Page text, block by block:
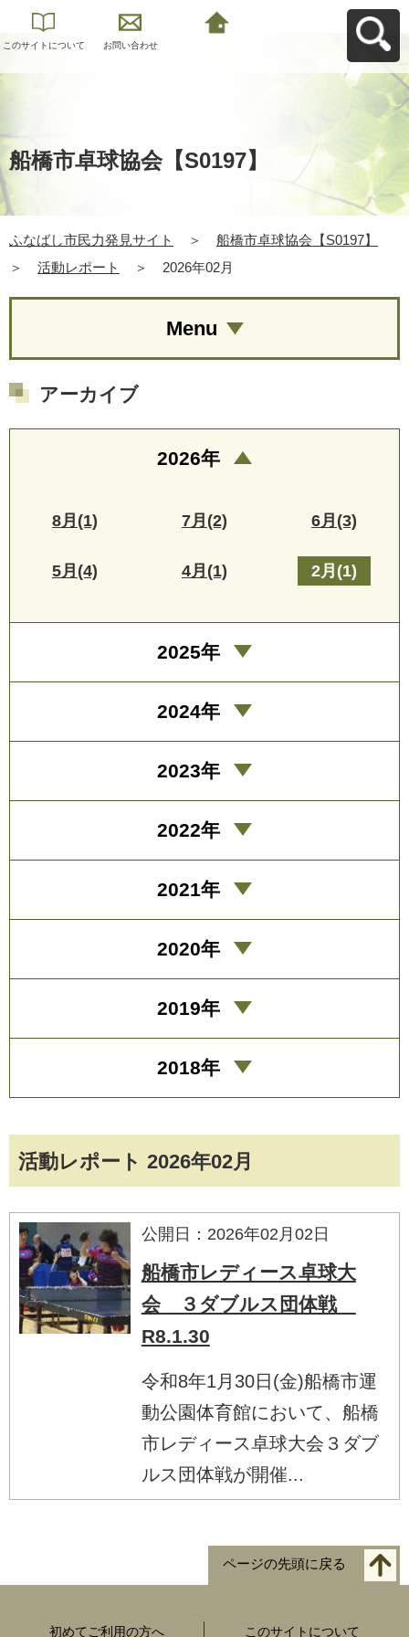
このサイトについて お問い合わせ
船橋市卓球協会【S0197】
ふなばし市民力発見サイト ＞
船橋市卓球協会【S0197】
＞
活動レポート ＞ 2026年02月
活動レポート 2026年02月
公開日：2026年02月02日
船橋市レディース卓球大
会 ３ダブルス団体戦
R8.1.30
令和8年1月30日(金)船橋市運
動公園体育館において、船橋
市レディース卓球大会３ダブ
ルス団体戦が開催...
Menu
アーカイブ
2026年
8月(1) 7月(2) 6月(3)
5月(4) 4月(1) 2月(1)
2025年
2024年
2023年
2022年
2021年
2020年
2019年
2018年
ページの先頭に戻る
初めてご利用の方へ このサイトについて